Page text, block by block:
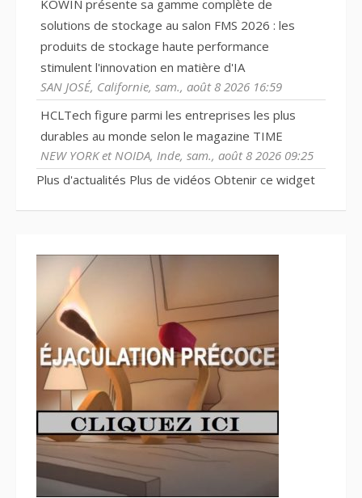
KOWIN présente sa gamme complète de
solutions de stockage au salon FMS 2026 : les
produits de stockage haute performance
stimulent l'innovation en matière d'IA
SAN JOSÉ, Californie, sam., août 8 2026 16:59
HCLTech figure parmi les entreprises les plus
durables au monde selon le magazine TIME
NEW YORK et NOIDA, Inde, sam., août 8 2026 09:25
Plus d'actualités Plus de vidéos Obtenir ce widget